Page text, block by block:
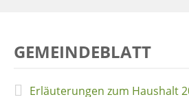
GEMEINDEBLATT
Erläuterungen zum Haushalt